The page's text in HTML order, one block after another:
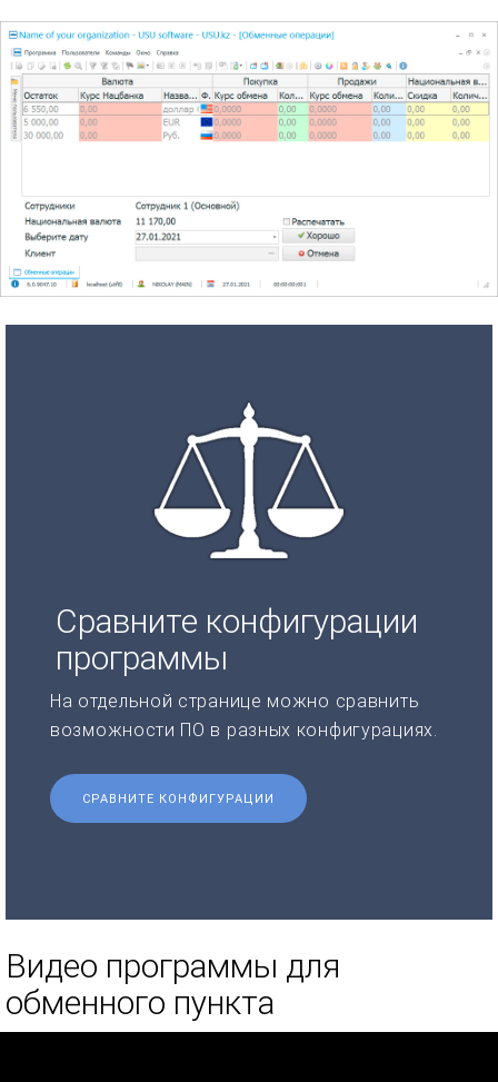
Сравните конфигурации
программы
На отдельной странице можно сравнить
возможности ПО в разных конфигурациях.
СРАВНИТЕ КОНФИГУРАЦИИ
Видео программы для
обменного пункта